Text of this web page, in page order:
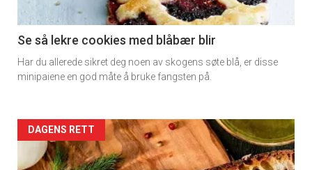
section
11
Dagens
Se så lekre cookies med blåbær blir
Har du allerede sikret deg noen av skogens søte blå, er disse
minipaiene en god måte å bruke fangsten på.
Artikler
detail
DAGENS RETT